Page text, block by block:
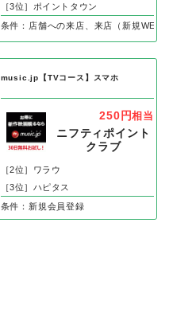
［3位］ポイントタウン
条件：店舗への来店、来店（新規WEB
music.jp【TVコース】スマホ
250円相当
ニフティポイント
クラブ
［2位］ワラウ
［3位］ハピタス
条件：新規会員登録